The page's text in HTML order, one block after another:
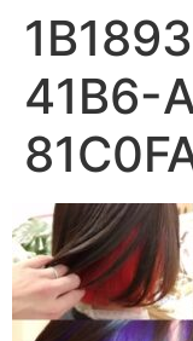
41B6-